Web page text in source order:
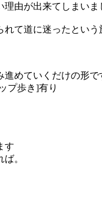
由が出来てしまいま
れて道に迷ったとい
進めていくだけの形で
プ歩き]有り
す
。